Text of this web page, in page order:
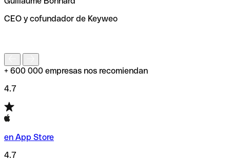
de enviar tu transferencia.
CEO y cofundador de Keyweo
+ 600 000 empresas nos recomiendan
4.7
en App Store
4.7